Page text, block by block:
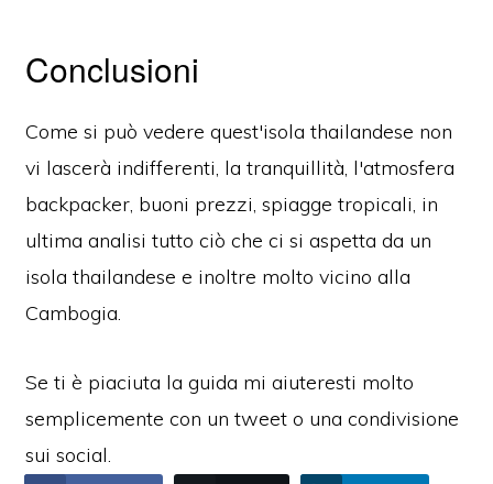
Conclusioni
Come si può vedere quest'isola thailandese non
vi lascerà indifferenti, la tranquillità, l'atmosfera
backpacker, buoni prezzi, spiagge tropicali, in
ultima analisi tutto ciò che ci si aspetta da un
isola thailandese e inoltre molto vicino alla
Cambogia.
Se ti è piaciuta la guida mi aiuteresti molto
semplicemente con un tweet o una condivisione
sui social.